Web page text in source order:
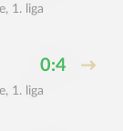
, 1. liga
0:4
, 1. liga